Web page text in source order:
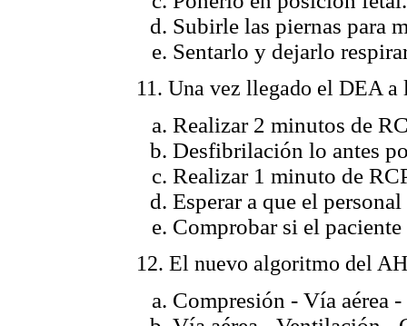
Subirle las piernas para
Sentarlo y dejarlo
11. Una vez llegado el DEA a
Realizar 2 minutos de
Desfibrilación lo antes
Realizar 1 minuto de
Esperar a que el
Comprobar si el paciente
12. El nuevo algoritmo del
Compresión - Vía aérea